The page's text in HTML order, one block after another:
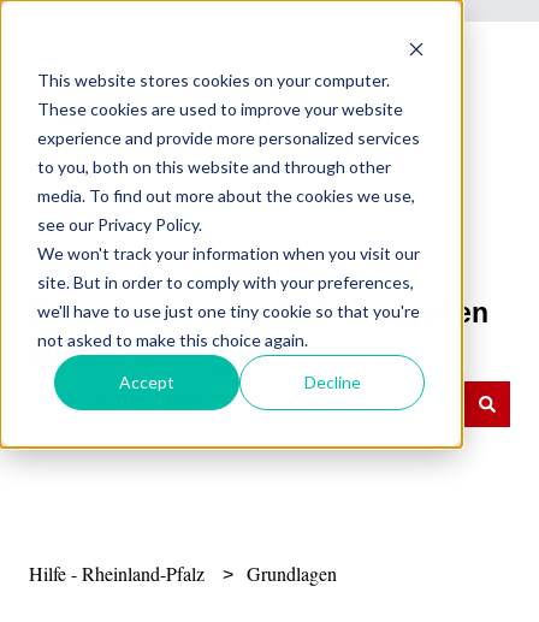
This website stores cookies on your computer.
These cookies are used to improve your website
experience and provide more personalized services
to you, both on this website and through other
media. To find out more about the cookies we use,
see our Privacy Policy.
We won't track your information when you visit our
site. But in order to comply with your preferences,
we'll have to use just one tiny cookie so that you're
not asked to make this choice again.
Accept Decline
Dienstrad-Leasing RLP: Antworten
auf Ihre wichtigsten Fragen.
Es gibt keine Vorschläge, da das Suchfeld leer ist.
Hilfe - Rheinland-Pfalz Grundlagen